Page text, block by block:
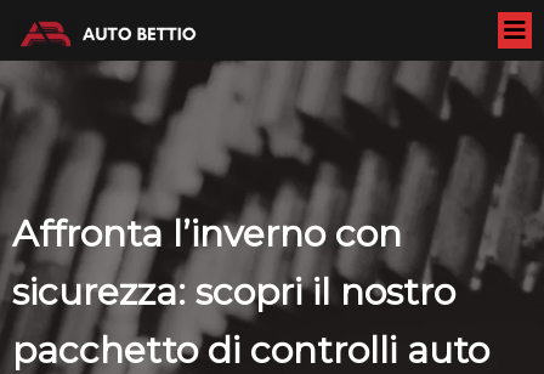
Affronta l’inverno con
sicurezza: scopri il nostro
pacchetto di controlli auto